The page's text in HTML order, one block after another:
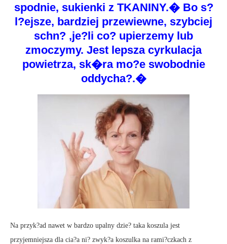
spodnie, sukienki z TKANINY.� Bo s?
l?ejsze, bardziej przewiewne, szybciej
schn? ,je?li co? upierzemy lub
zmoczymy. Jest lepsza cyrkulacja
powietrza, sk�ra mo?e swobodnie
oddycha?.�
Na przyk?ad nawet w bardzo upalny dzie? taka koszula jest
przyjemniejsza dla cia?a ni? zwyk?a koszulka na rami?czkach z